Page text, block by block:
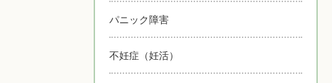
パニック障害
不妊症（妊活）